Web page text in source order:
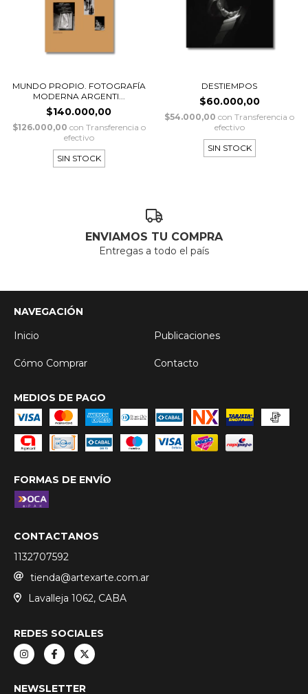
MUNDO PROPIO. FOTOGRAFÍA
MODERNA ARGENTI...
$140.000,00
$126.000,00 con Transferencia o
efectivo
SIN STOCK
DESTIEMPOS
$60.000,00
$54.000,00 con Transferencia o
efectivo
SIN STOCK
ENVIAMOS TU COMPRA
Entregas a todo el país
NAVEGACIÓN
Inicio
Publicaciones
Cómo Comprar Contacto
MEDIOS DE PAGO
FORMAS DE ENVÍO
CONTACTANOS
1132707592
tienda@artexarte.com.ar
Lavalleja 1062, CABA
REDES SOCIALES
NEWSLETTER